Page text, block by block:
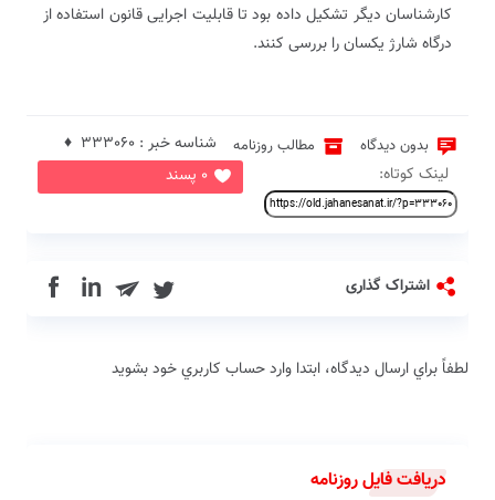
کارشناسان دیگر تشکیل داده بود تا قابلیت اجرایی قانون استفاده از
درگاه شارژ یکسان را بررسی کنند.
بدون دیدگاه مطالب روزنامه
0 پسند
شناسه خبر : 333060 ♦
لینک کوتاه:
اشتراک گذاری in
لطفاً براي ارسال دیدگاه، ابتدا وارد حساب كاربري خود بشويد
دریافت فایل روزنامه